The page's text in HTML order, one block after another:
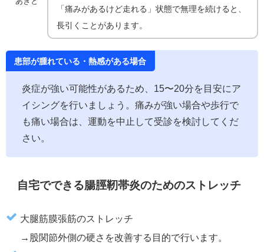
「痛みがあるけど走れる」状態で無理を続けると、
長引くことがあります。
患部が腫れている・熱感がある場合
炎症が強い可能性があるため、15〜20分を目安にア
イシングを行いましょう。痛みが強い場合や歩行で
も痛い場合は、運動を中止して受診を検討してくだ
さい。
自宅でできる腸脛靭帯炎のためのストレッチ
大腿筋膜張筋のストレッチ
→股関節外側の硬さを改善する目的で行います。